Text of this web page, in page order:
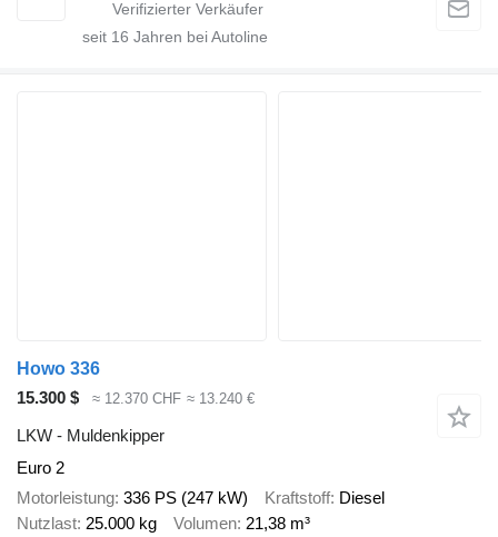
seit 16 Jahren bei Autoline
Howo 336
15.300 $
≈ 12.370 CHF ≈ 13.240 €
LKW - Muldenkipper
Euro 2
Motorleistung 336 PS (247 kW) Kraftstoff Diesel
Nutzlast 25.000 kg Volumen 21,38 m³